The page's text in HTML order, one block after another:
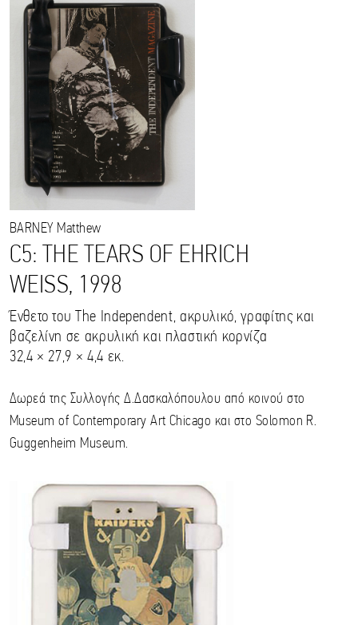
BARNEY Matthew
C5: THE TEARS OF EHRICH
WEISS, 1998
Ένθετο του The Independent, ακρυλικό, γραφίτης και
βαζελίνη σε ακρυλική και πλαστική κορνίζα
32,4 × 27,9 × 4,4 εκ.
Δωρεά της Συλλογής Δ.Δασκαλόπουλου από κοινού στο
Museum of Contemporary Art Chicago και στο Solomon R.
Guggenheim Museum.